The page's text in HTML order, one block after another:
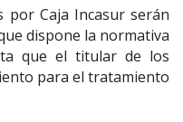
por Caja Incasur serán
dispone la normativa
que el titular de los
para el tratamiento